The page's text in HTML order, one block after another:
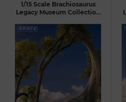
1/15 Scale Brachiosaurus
Legacy Museum Collection
(Jurassic Park)